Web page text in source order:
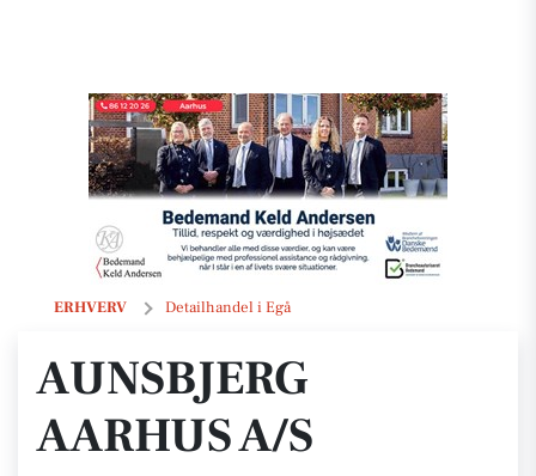
ERHVERV Detailhandel i Egå
Aunsbjerg Aarhus A/S
AUNSBJERG
AARHUS A/S